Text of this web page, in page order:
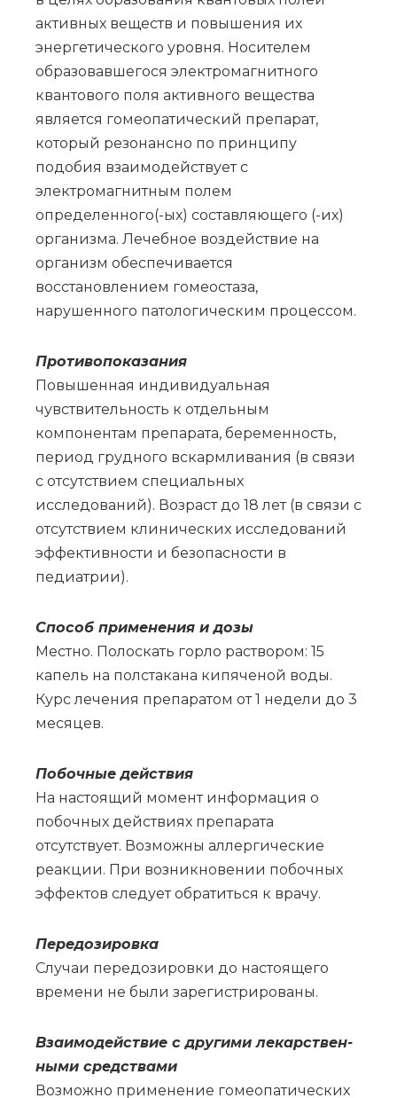
активных веществ и повышения их
энергетического уровня. Носителем
образовавшегося электромагнитного
квантового поля активного вещества
является гомеопатический препарат,
который резонансно по принципу
подобия взаимодействует с
электромагнитным полем
определенного(-ых) составляющего (-их)
организма. Лечебное воздействие на
организм обеспечивается
восстановлением гомеостаза,
нарушенного патологическим процессом.
Противопоказания
Повышенная индивидуальная
чувствительность к отдельным
компонентам препарата, беременность,
период грудного вскармливания (в связи
с отсутствием специальных
исследований). Возраст до 18 лет (в связи с
отсутствием клинических исследований
эффективности и безопасности в
педиатрии).
Спо­соб при­ме­не­ния и до­зы
Местно. Полоскать горло раствором: 15
капель на полстакана кипяченой воды.
Курс лечения препаратом от 1 недели до 3
месяцев.
По­боч­ные действия
На настоящий момент информация о
побочных действиях препарата
отсутствует. Возможны аллергические
реакции. При возникновении побочных
эффектов следует обратиться к врачу.
Пе­ре­до­зи­ров­ка
Слу­чаи пе­ре­до­зи­ров­ки до на­сто­я­ще­го
вре­ме­ни не бы­ли за­ре­ги­стри­ро­ва­ны.
Взаи­мо­дей­ствие с дру­ги­ми ле­кар­ствен­
ны­ми сред­ства­ми
Воз­мож­но при­ме­не­ние го­мео­па­ти­че­ских